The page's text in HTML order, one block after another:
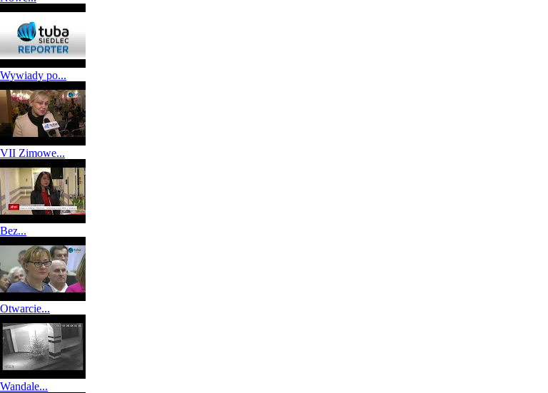
Wywiady po...
VII Zimowe...
Bez...
Otwarcie...
Wandale...